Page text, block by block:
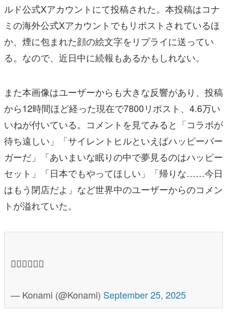
ルド公式Xアカウントにて投稿された。本投稿はコナ
ミの海外公式Xアカウントでもリポストされているほ
か、煙に包まれた顔の絵文字をリプライに送ってい
る。なので、近日中に続報もあるかもしれない。
また本画像はユーザーからも大きな反響があり、投稿
から12時間ほど経った現在で7800リポスト、4.6万い
いねが付いている。コメントを見てみると「コラボが
待ち遠しい」「サイレントヒルといえばハッピーバー
ガーだ」「あいまいな眠りの中で夢見るのはハッピー
セット」「日本でもやってほしい」「帰りな……今日
はもう閉店だよ」など世界中のユーザーからのコメン
トが溢れていた。
😶‍🌫️😶‍🌫️😶‍🌫️
— Konami (@Konami) September 25, 2025